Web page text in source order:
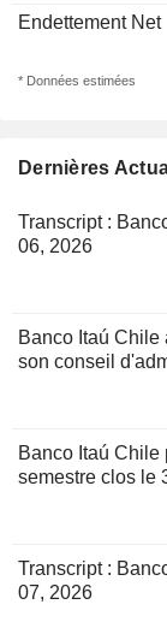
Dernières
Transcript :
06, 2026
Banco Itaú
son conseil
Banco Itaú Chile
semestre clos le
Transcript :
07, 2026
Endettement Net
* Données estimées